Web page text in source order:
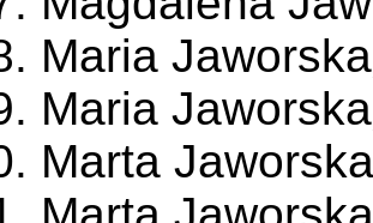
Maria Jaworska
Maria Jaworska
Marta Jaworska